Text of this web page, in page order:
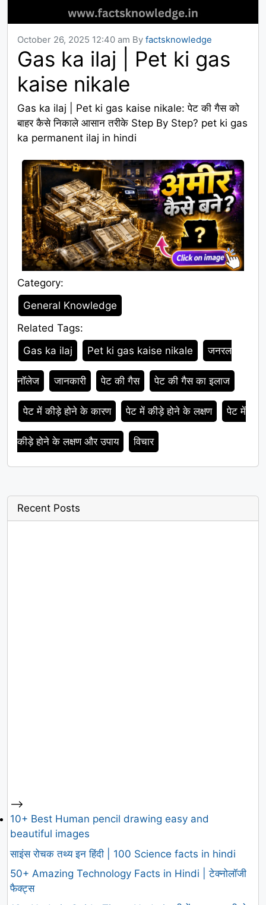
October 26, 2025 12:40 am By factsknowledge
Gas ka ilaj | Pet ki gas
kaise nikale
Gas ka ilaj | Pet ki gas kaise nikale: पेट की गैस को
बाहर कैसे निकाले आसान तरीके Step By Step? pet ki gas
ka permanent ilaj in hindi
Category:
Category
General Knowledge
Related Tags:
Tags
Gas ka ilaj Pet ki gas kaise nikale जनरल
नॉलेज जानकारी पेट की गैस पेट की गैस का इलाज
पेट में कीड़े होने के कारण पेट में कीड़े होने के लक्षण पेट में
कीड़े होने के लक्षण और उपाय विचार
Recent Posts
-->
10+ Best Human pencil drawing easy and
beautiful images
साइंस रोचक तथ्य इन हिंदी | 100 Science facts in hindi
50+ Amazing Technology Facts in Hindi | टेक्नोलॉजी
फैक्ट्स